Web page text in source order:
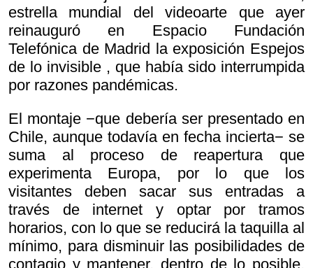
estrella mundial del videoarte que ayer
reinauguró en Espacio Fundación
Telefónica de Madrid la exposición Espejos
de lo invisible , que había sido interrumpida
por razones pandémicas.
El montaje −que debería ser presentado en
Chile, aunque todavía en fecha incierta− se
suma al proceso de reapertura que
experimenta Europa, por lo que los
visitantes deben sacar sus entradas a
través de internet y optar por tramos
horarios, con lo que se reducirá la taquilla al
mínimo, para disminuir las posibilidades de
contagio y mantener, dentro de lo posible,